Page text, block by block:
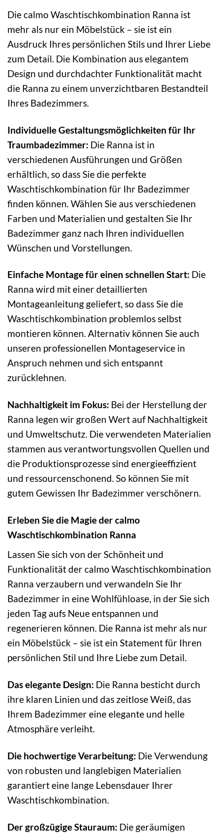
Die calmo Waschtischkombination Ranna ist
mehr als nur ein Möbelstück – sie ist ein
Ausdruck Ihres persönlichen Stils und Ihrer Liebe
zum Detail. Die Kombination aus elegantem
Design und durchdachter Funktionalität macht
die Ranna zu einem unverzichtbaren Bestandteil
Ihres Badezimmers.
Individuelle Gestaltungsmöglichkeiten für Ihr
Traumbadezimmer: Die Ranna ist in
verschiedenen Ausführungen und Größen
erhältlich, so dass Sie die perfekte
Waschtischkombination für Ihr Badezimmer
finden können. Wählen Sie aus verschiedenen
Farben und Materialien und gestalten Sie Ihr
Badezimmer ganz nach Ihren individuellen
Wünschen und Vorstellungen.
Einfache Montage für einen schnellen Start: Die
Ranna wird mit einer detaillierten
Montageanleitung geliefert, so dass Sie die
Waschtischkombination problemlos selbst
montieren können. Alternativ können Sie auch
unseren professionellen Montageservice in
Anspruch nehmen und sich entspannt
zurücklehnen.
Nachhaltigkeit im Fokus: Bei der Herstellung der
Ranna legen wir großen Wert auf Nachhaltigkeit
und Umweltschutz. Die verwendeten Materialien
stammen aus verantwortungsvollen Quellen und
die Produktionsprozesse sind energieeffizient
und ressourcenschonend. So können Sie mit
gutem Gewissen Ihr Badezimmer verschönern.
Erleben Sie die Magie der calmo
Waschtischkombination Ranna
Lassen Sie sich von der Schönheit und
Funktionalität der calmo Waschtischkombination
Ranna verzaubern und verwandeln Sie Ihr
Badezimmer in eine Wohlfühloase, in der Sie sich
jeden Tag aufs Neue entspannen und
regenerieren können. Die Ranna ist mehr als nur
ein Möbelstück – sie ist ein Statement für Ihren
persönlichen Stil und Ihre Liebe zum Detail.
Das elegante Design: Die Ranna besticht durch
ihre klaren Linien und das zeitlose Weiß, das
Ihrem Badezimmer eine elegante und helle
Atmosphäre verleiht.
Die hochwertige Verarbeitung: Die Verwendung
von robusten und langlebigen Materialien
garantiert eine lange Lebensdauer Ihrer
Waschtischkombination.
Der großzügige Stauraum: Die geräumigen